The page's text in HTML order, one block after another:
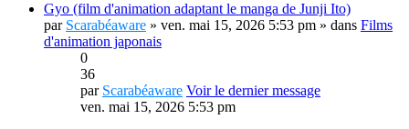
Gyo (film d'animation adaptant le manga de Junji Ito)
par Scarabéaware » ven. mai 15, 2026 5:53 pm » dans Films
d'animation japonais
0
36
par Scarabéaware Voir le dernier message
ven. mai 15, 2026 5:53 pm